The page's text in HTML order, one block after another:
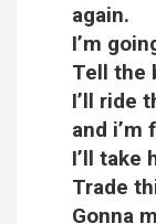
again.
I’m
Tell the
I’ll ride
and i’m
I’ll take
Trade
Gonna